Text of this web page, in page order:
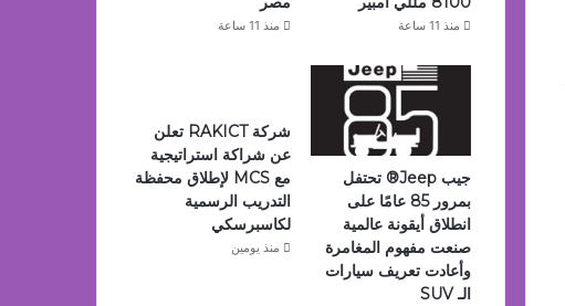
منذ 11 ساعة منذ 11 ساعة
جيب Jeep®️ تحتفل
بمرور 85 عامًا على
انطلاق أيقونة عالمية
صنعت مفهوم المغامرة
وأعادت تعريف سيارات
الـ SUV
شركة RAKICT تعلن
عن شراكة استراتيجية
مع MCS لإطلاق محفظة
التدريب الرسمية
لكاسبرسكي
منذ يومين